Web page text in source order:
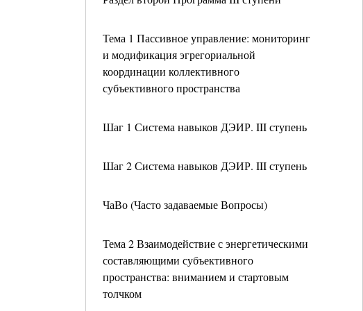
Тема 1 Пассивное управление: мониторинг
и модификация эгрегориальной
координации коллективного
субъективного пространства
Шаг 1 Система навыков ДЭИР. III ступень
Шаг 2 Система навыков ДЭИР. III ступень
ЧаВо (Часто задаваемые Вопросы)
Тема 2 Взаимодействие с энергетическими
составляющими субъективного
пространства: вниманием и стартовым
толчком